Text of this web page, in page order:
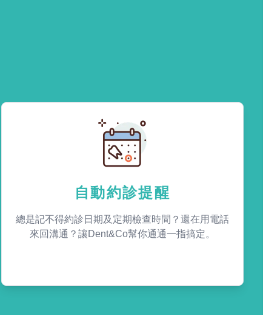
自動約診提醒
總是記不得約診日期及定期檢查時間？還在用電話
來回溝通？讓Dent&Co幫你通通一指搞定。